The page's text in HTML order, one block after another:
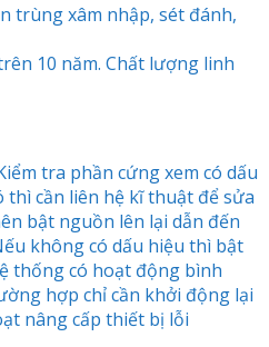
trùng xâm nhập, sét đánh,
10 năm. Chất lượng linh
tra phần cứng xem có dấu
thì cần liên hệ kĩ thuật để sửa
bật nguồn lên lại dẫn đến
không có dấu hiệu thì bật
thống có hoạt động bình
hợp chỉ cần khởi động lại
nâng cấp thiết bị lỗi